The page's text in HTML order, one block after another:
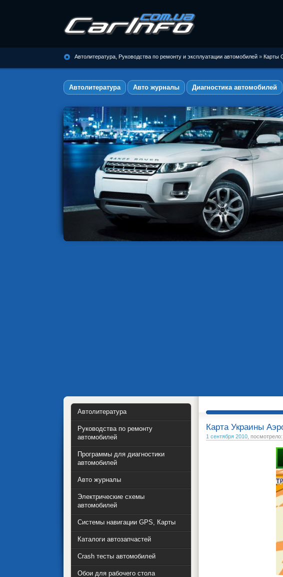
Автолитература, Руководства по
ремонту и эксплуатации
автомобилей
Автолитература, Руководства по ремонту и эксплуатации автомобилей » Карты
Автолитература Авто журналы Диагностика автомобилей
Карта Украины
1 сентября 2010,
Автолитература
Руководства по ремонту
автомобилей
Программы для диагностики
автомобилей
Авто журналы
Электрические схемы
автомобилей
Системы навигации GPS, Карты
Каталоги автозапчастей
Crash тесты автомобилей
Обои для рабочего стола